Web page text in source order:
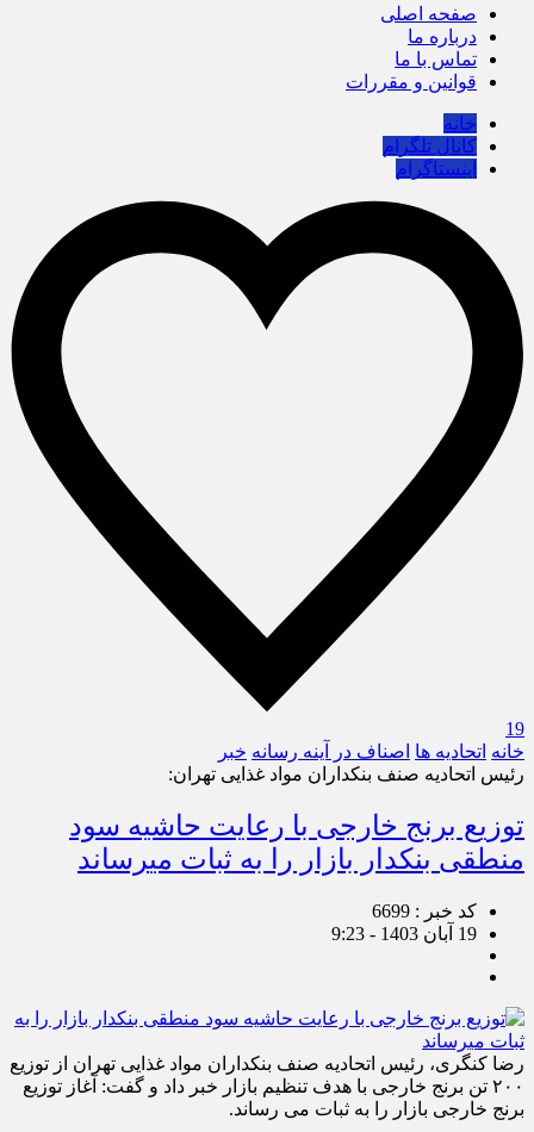
صفحه اصلی
درباره ما
تماس با ما
قوانین و مقررات
خانه
کانال تلگرام
اینستاگرام
19
خانه اتحادیه ها اصناف در آینه رسانه خبر
رئیس اتحادیه صنف بنکداران مواد غذایی تهران:
توزیع برنج خارجی با رعایت حاشیه سود
منطقی بنکدار بازار را به ثبات می‎‏رساند
کد خبر : 6699
19 آبان 1403 - 9:23
رضا کنگری، رئیس اتحادیه صنف بنکداران مواد غذایی تهران از توزیع
۲۰۰ تن برنج خارجی با هدف تنظیم بازار خبر داد و گفت: آغاز توزیع
برنج خارجی بازار را به ثبات می رساند.